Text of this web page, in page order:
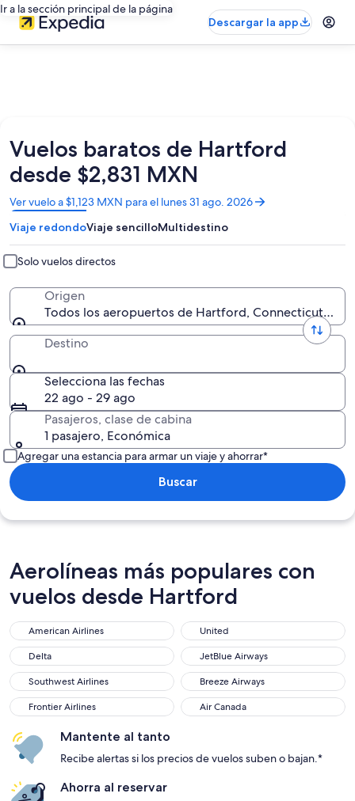
Ir a la sección principal de la página
Descargar la app
Vuelos baratos de Hartford
desde $2,831 MXN
Ver vuelo a $1,123 MXN para el lunes 31 ago. 2026
Se
abrirá
en
una
nueva
ventana
Viaje redondoViaje sencilloMultidestino
Solo vuelos directos
Origen
Todos los aeropuertos de Hartford, Connecticut,
Destino
Selecciona las fechas
22 ago - 29 ago
Pasajeros, clase de cabina
1 pasajero, Económica
Agregar una estancia para armar un viaje y ahorrar*
Buscar
Aerolíneas más populares con
vuelos desde Hartford
American Airlines
United
Delta
JetBlue Airways
Southwest Airlines
Breeze Airways
Frontier Airlines
Air Canada
Mantente al tanto
Recibe alertas si los precios de vuelos suben o bajan.*
Ahorra al reservar